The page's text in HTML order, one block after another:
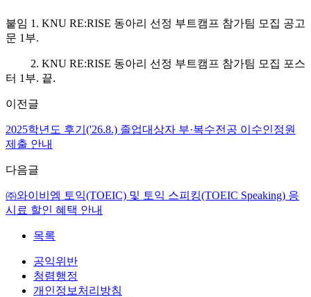
붙임 1. KNU RE:RISE 동아리 선정 부트캠프 참가팀 모집 공고
문 1부.
2. KNU RE:RISE 동아리 선정 부트캠프 참가팀 모집 포스
터 1부. 끝.
이전글
2025학년도 후기('26.8.) 졸업대상자 부·복수전공 이수인정원
제출 안내
다음글
㈜와이비엠 토익(TOEIC) 및 토익 스피킹(TOEIC Speaking) 응
시료 할인 혜택 안내
목록
공익위반
청렴행정
개인정보처리방침